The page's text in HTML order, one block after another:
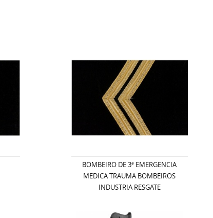
BOMBEIRO DE 3ª EMERGENCIA
MEDICA TRAUMA BOMBEIROS
INDUSTRIA RESGATE